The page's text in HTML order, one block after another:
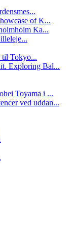
of K...
Ka...
til Tokyo...
Exploring Bal...
Toyama i ...
ved uddan...